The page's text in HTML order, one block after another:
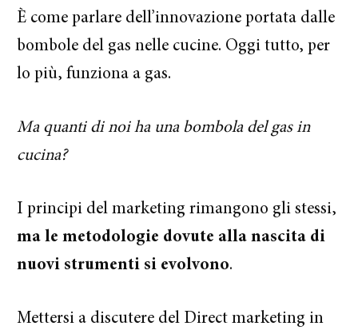
È come parlare dell’innovazione portata dalle
bombole del gas nelle cucine. Oggi tutto, per
lo più, funziona a gas.
Ma quanti di noi ha una bombola del gas in
cucina?
I principi del marketing rimangono gli stessi,
ma le metodologie dovute alla nascita di
nuovi strumenti si evolvono.
Mettersi a discutere del Direct marketing in